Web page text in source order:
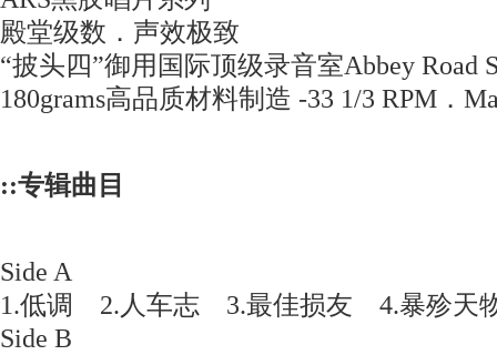
殿堂级数．声效极致
“披头四”御用国际顶级录音室Abbey Road
180grams高品质材料制造 -33 1/3 RPM．
::专辑曲目
Side A
1.低调 2.人车志 3.最佳损友 4.暴殄天
Side B